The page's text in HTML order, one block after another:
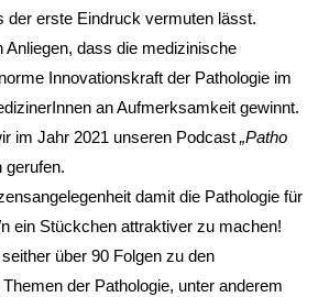
der erste Eindruck vermuten lässt.
Anliegen, dass die medizinische
Innovationskraft der Pathologie im
an Aufmerksamkeit gewinnt.
im Jahr 2021 unseren Podcast„Patho
damit die Pathologie für
ein Stückchen attraktiver zu machen!
über 90 Folgen zu den
der Pathologie, unter anderem